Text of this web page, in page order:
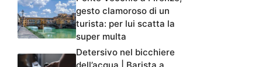
turista: per lui scatta la
super multa
Detersivo nel bicchiere
dell’acqua | Barista a
processo con un’accusa